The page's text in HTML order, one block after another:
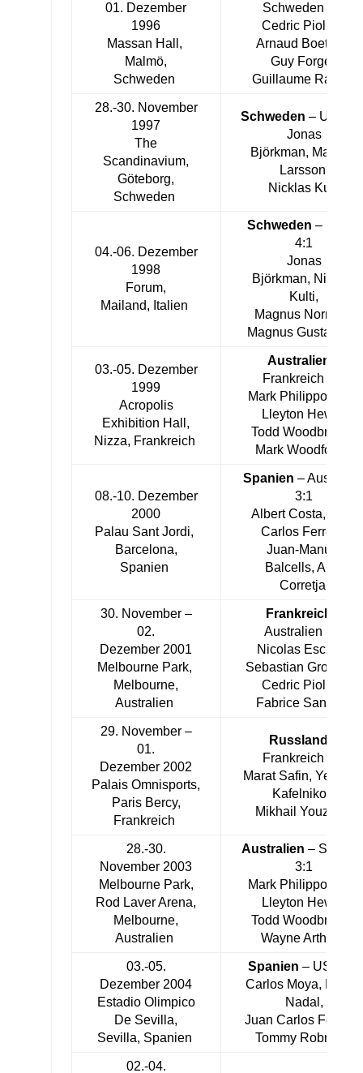
01. Dezember
1996
Massan Hall,
Malmö,
Schweden
Schweden 3:2
Cedric Pioline,
Arnaud Boetsch,
Guy Forget,
Guillaume Raoux
28.-30. November
1997
The
Scandinavium,
Göteborg,
Schweden
Schweden – USA
Jonas
Björkman, Magnus
Larsson,
Nicklas Kulti
04.-06. Dezember
1998
Forum,
Mailand, Italien
Schweden – Italien
4:1
Jonas
Björkman, Nicklas
Kulti,
Magnus Norman,
Magnus Gustafsson
03.-05. Dezember
1999
Acropolis
Exhibition Hall,
Nizza, Frankreich
Australien
Frankreich 3:2
Mark Philippoussis,
Lleyton Hewitt,
Todd Woodbridge,
Mark Woodforde
08.-10. Dezember
2000
Palau Sant Jordi,
Barcelona,
Spanien
Spanien –
3:1
Albert Costa, Juan
Carlos Ferrero,
Juan-Manuel
Balcells, Alex
Corretja
30. November –
02.
Dezember 2001
Melbourne Park,
Melbourne,
Australien
Frankreich
Australien 3:2
Nicolas Escude,
Sebastian Grosjean,
Cedric Pioline,
Fabrice Santoro
29. November –
01.
Dezember 2002
Palais Omnisports,
Paris Bercy,
Frankreich
Russland
Frankreich 3:2
Marat Safin,
Kafelnikov,
Mikhail Youzhny
28.-30.
November 2003
Melbourne Park,
Rod Laver Arena,
Melbourne,
Australien
Australien –
3:1
Mark Philippoussis,
Lleyton Hewitt,
Todd Woodbridge,
Wayne Arthurs
03.-05.
Dezember 2004
Estadio Olimpico
De Sevilla,
Sevilla, Spanien
Spanien – USA 3:2
Carlos Moya, Rafael
Nadal,
Juan Carlos Ferrero,
Tommy Robredo
02.-04.